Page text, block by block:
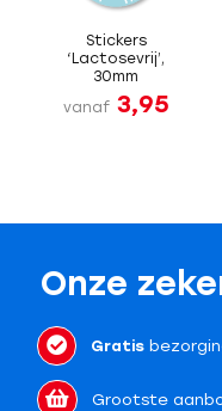
Stickers
‘Lactosevrij’,
30mm
vanaf 3,95
Onze
Gratis
Grootste